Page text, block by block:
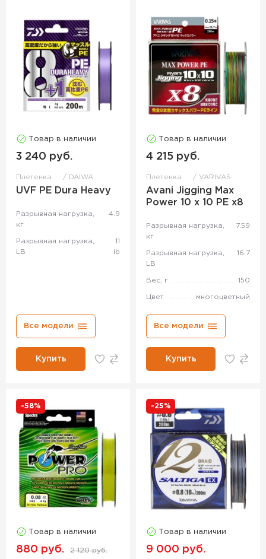
Товар в наличии
3 240 руб.
Плетенка DAIWA
UVF PE Dura Heavy
Разрывная нагрузка,
кг
4.9
Разрывная нагрузка,
LB
11
ib
Все модели
Купить
Товар в наличии
4 215 руб.
Плетенка VARIVAS
Avani Jigging Max
Power 10 x 10 PE x8
Разрывная нагрузка,
кг
7.59
Разрывная нагрузка,
LB
16.7
Вес, г 150
Цвет многоцветный
Все модели
Купить
-58%
Товар в наличии
880 руб. 2 120 руб.
-25%
Товар в наличии
9 000 руб.